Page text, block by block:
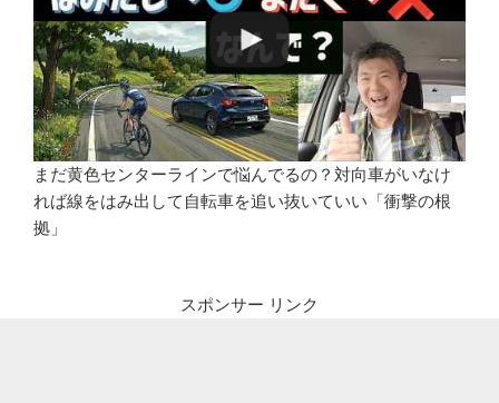
まだ黄色センターラインで悩んでるの？対向車がいなけ
れば線をはみ出して自転車を追い抜いていい「衝撃の根
拠」
スポンサー リンク